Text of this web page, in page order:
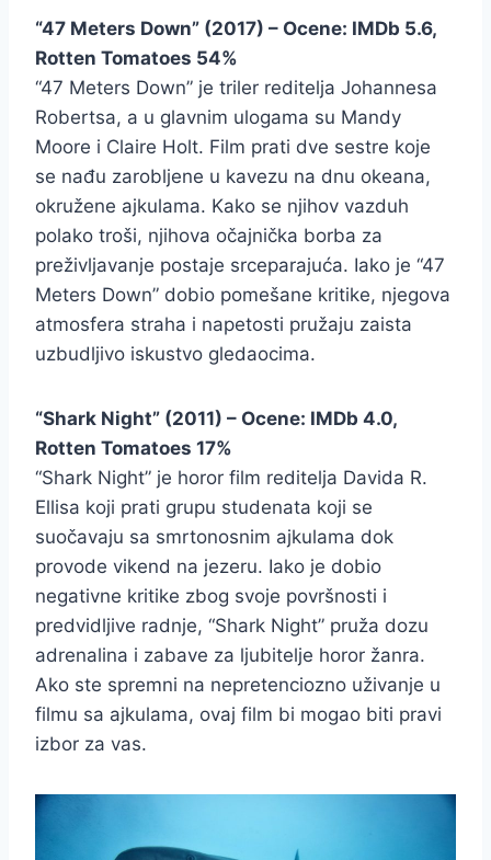
“47 Meters Down” (2017) – Ocene: IMDb 5.6,
Rotten Tomatoes 54%
“47 Meters Down” je triler reditelja Johannesa
Robertsa, a u glavnim ulogama su Mandy
Moore i Claire Holt. Film prati dve sestre koje
se nađu zarobljene u kavezu na dnu okeana,
okružene ajkulama. Kako se njihov vazduh
polako troši, njihova očajnička borba za
preživljavanje postaje srceparajuća. Iako je “47
Meters Down” dobio pomešane kritike, njegova
atmosfera straha i napetosti pružaju zaista
uzbudljivo iskustvo gledaocima.
“Shark Night” (2011) – Ocene: IMDb 4.0,
Rotten Tomatoes 17%
“Shark Night” je horor film reditelja Davida R.
Ellisa koji prati grupu studenata koji se
suočavaju sa smrtonosnim ajkulama dok
provode vikend na jezeru. Iako je dobio
negativne kritike zbog svoje površnosti i
predvidljive radnje, “Shark Night” pruža dozu
adrenalina i zabave za ljubitelje horor žanra.
Ako ste spremni na nepretenciozno uživanje u
filmu sa ajkulama, ovaj film bi mogao biti pravi
izbor za vas.